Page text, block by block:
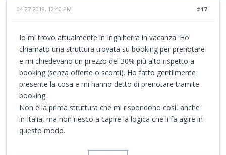
#17
04-27-2019, 12:40 PM
Io mi trovo attualmente in Inghilterra in vacanza. Ho
chiamato una struttura trovata su booking per prenotare
e mi chiedevano un prezzo del 30% più alto rispetto a
booking (senza offerte o sconti). Ho fatto gentilmente
presente la cosa e mi hanno detto di prenotare tramite
booking.
Non è la prima struttura che mi rispondono così, anche
in Italia, ma non riesco a capire la logica che li fa agire in
questo modo.